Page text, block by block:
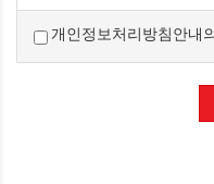
제3조 약관 등의 명시와 설
"몰"은 이 약관의 내
소재지 주소(소비자
개인정보처리방침안내